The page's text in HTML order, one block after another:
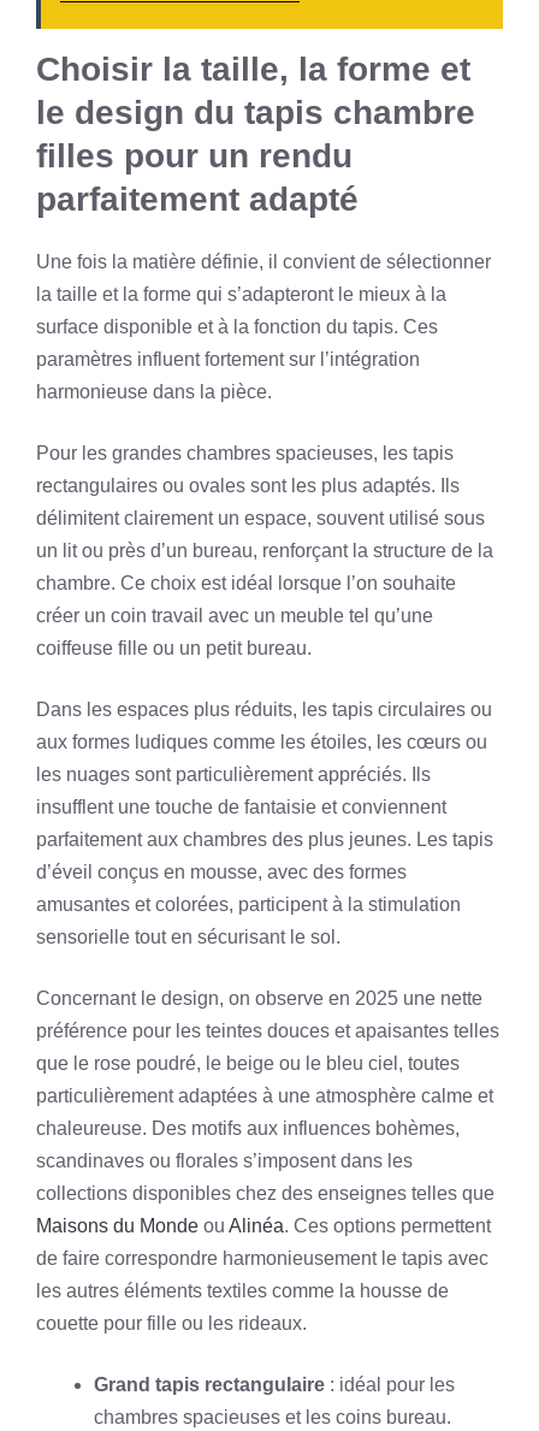
Choisir la taille, la forme et
le design du tapis chambre
filles pour un rendu
parfaitement adapté
Une fois la matière définie, il convient de sélectionner
la taille et la forme qui s’adapteront le mieux à la
surface disponible et à la fonction du tapis. Ces
paramètres influent fortement sur l’intégration
harmonieuse dans la pièce.
Pour les grandes chambres spacieuses, les tapis
rectangulaires ou ovales sont les plus adaptés. Ils
délimitent clairement un espace, souvent utilisé sous
un lit ou près d’un bureau, renforçant la structure de la
chambre. Ce choix est idéal lorsque l’on souhaite
créer un coin travail avec un meuble tel qu’une
coiffeuse fille ou un petit bureau.
Dans les espaces plus réduits, les tapis circulaires ou
aux formes ludiques comme les étoiles, les cœurs ou
les nuages sont particulièrement appréciés. Ils
insufflent une touche de fantaisie et conviennent
parfaitement aux chambres des plus jeunes. Les tapis
d’éveil conçus en mousse, avec des formes
amusantes et colorées, participent à la stimulation
sensorielle tout en sécurisant le sol.
Concernant le design, on observe en 2025 une nette
préférence pour les teintes douces et apaisantes telles
que le rose poudré, le beige ou le bleu ciel, toutes
particulièrement adaptées à une atmosphère calme et
chaleureuse. Des motifs aux influences bohèmes,
scandinaves ou florales s’imposent dans les
collections disponibles chez des enseignes telles que
Maisons du Monde ou Alinéa. Ces options permettent
de faire correspondre harmonieusement le tapis avec
les autres éléments textiles comme la housse de
couette pour fille ou les rideaux.
Grand tapis rectangulaire : idéal pour les
chambres spacieuses et les coins bureau.